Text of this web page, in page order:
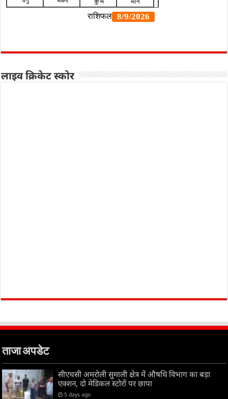
लाइव क्रिकेट स्कोर
ताजा अपडेट
सीएचसी अमरोली सुमाली क्षेत्र में औषधि विभाग का बड़ा
एक्शन, दो मेडिकल स्टोरों पर छापा
5 days ago